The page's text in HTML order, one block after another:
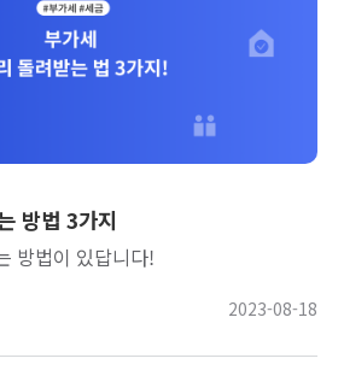
방법 3가지
방법이 있답니다!
2023-08-18